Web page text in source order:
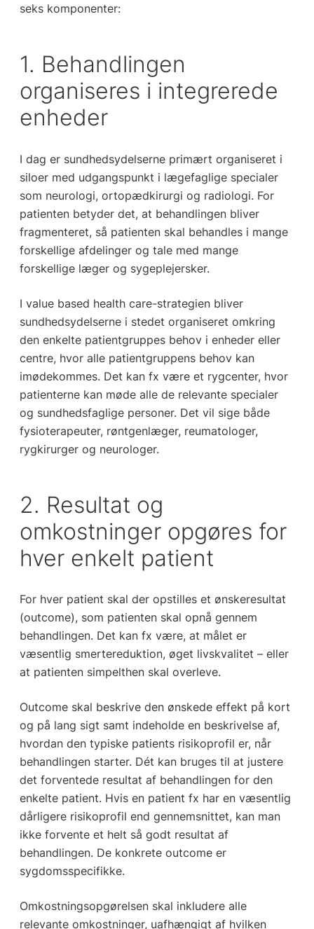
seks komponenter:
1. Behandlingen
organiseres i integrerede
enheder
I dag er sundhedsydelserne primært organiseret i
siloer med udgangspunkt i lægefaglige specialer
som neurologi, ortopædkirurgi og radiologi. For
patienten betyder det, at behandlingen bliver
fragmenteret, så patienten skal behandles i mange
forskellige afdelinger og tale med mange
forskellige læger og sygeplejersker.
I value based health care-strategien bliver
sundhedsydelserne i stedet organiseret omkring
den enkelte patientgruppes behov i enheder eller
centre, hvor alle patientgruppens behov kan
imødekommes. Det kan fx være et rygcenter, hvor
patienterne kan møde alle de relevante specialer
og sundhedsfaglige personer. Det vil sige både
fysioterapeuter, røntgenlæger, reumatologer,
rygkirurger og neurologer.
2. Resultat og
omkostninger opgøres for
hver enkelt patient
For hver patient skal der opstilles et ønskeresultat
(outcome), som patienten skal opnå gennem
behandlingen. Det kan fx være, at målet er
væsentlig smertereduktion, øget livskvalitet – eller
at patienten simpelthen skal overleve.
Outcome skal beskrive den ønskede effekt på kort
og på lang sigt samt indeholde en beskrivelse af,
hvordan den typiske patients risikoprofil er, når
behandlingen starter. Dét kan bruges til at justere
det forventede resultat af behandlingen for den
enkelte patient. Hvis en patient fx har en væsentlig
dårligere risikoprofil end gennemsnittet, kan man
ikke forvente et helt så godt resultat af
behandlingen. De konkrete outcome er
sygdomsspecifikke.
Omkostningsopgørelsen skal inkludere alle
relevante omkostninger, uafhængigt af hvilken